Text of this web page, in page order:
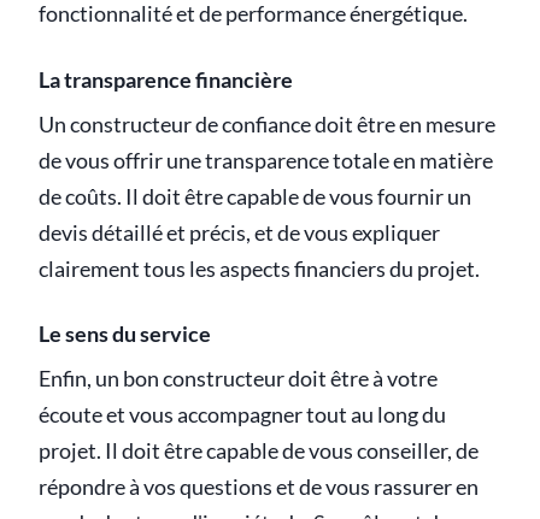
fonctionnalité et de performance énergétique.
La transparence financière
Un constructeur de confiance doit être en mesure
de vous offrir une transparence totale en matière
de coûts. Il doit être capable de vous fournir un
devis détaillé et précis, et de vous expliquer
clairement tous les aspects financiers du projet.
Le sens du service
Enfin, un bon constructeur doit être à votre
écoute et vous accompagner tout au long du
projet. Il doit être capable de vous conseiller, de
répondre à vos questions et de vous rassurer en